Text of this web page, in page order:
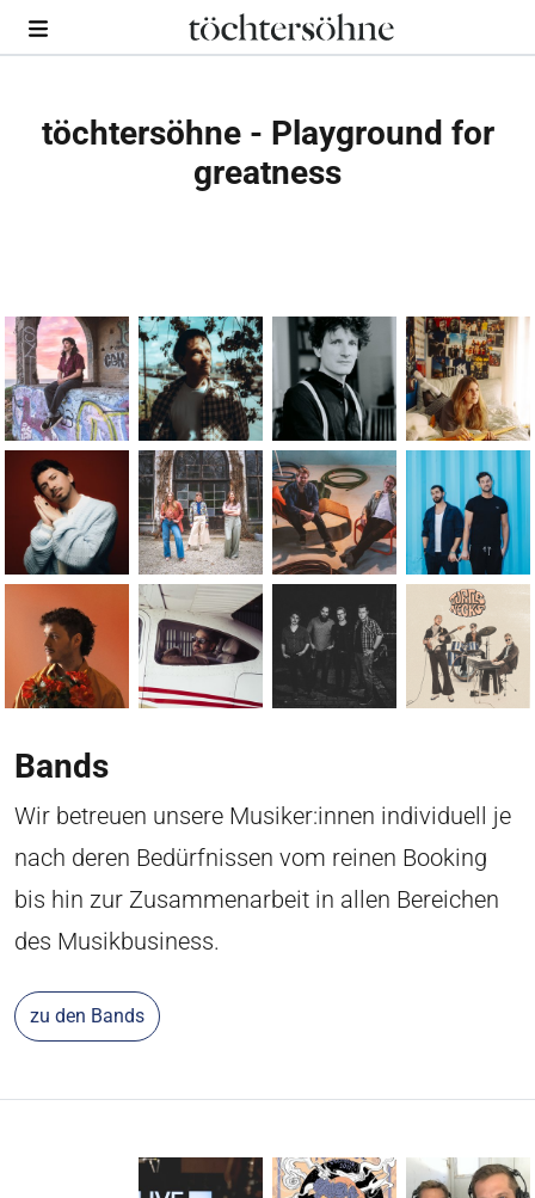
töchtersöhne - Playground for
greatness
Bands
Wir betreuen unsere Musiker:innen individuell je
nach deren Bedürfnissen vom reinen Booking
bis hin zur Zusammenarbeit in allen Bereichen
des Musikbusiness.
zu den Bands